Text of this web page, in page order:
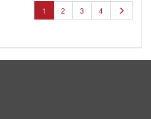
1 2 3 4